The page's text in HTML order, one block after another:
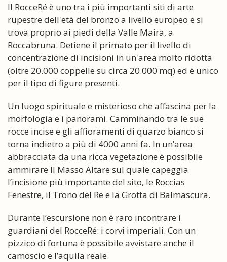
Il RocceRé è uno tra i più importanti siti di arte
rupestre dell'età del bronzo a livello europeo e si
trova proprio ai piedi della Valle Maira, a
Roccabruna. Detiene il primato per il livello di
concentrazione di incisioni in un'area molto ridotta
(oltre 20.000 coppelle su circa 20.000 mq) ed è unico
per il tipo di figure presenti.
Un luogo spirituale e misterioso che affascina per la
morfologia e i panorami. Camminando tra le sue
rocce incise e gli affioramenti di quarzo bianco si
torna indietro a più di 4000 anni fa. In un’area
abbracciata da una ricca vegetazione è possibile
ammirare Il Masso Altare sul quale capeggia
l’incisione più importante del sito, le Roccias
Fenestre, il Trono del Re e la Grotta di Balmascura.
Durante l’escursione non è raro incontrare i
guardiani del RocceRé: i corvi imperiali. Con un
pizzico di fortuna è possibile avvistare anche il
camoscio e l’aquila reale.